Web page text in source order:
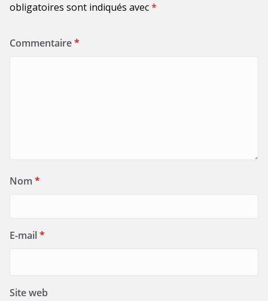
obligatoires sont indiqués avec*
Commentaire*
Nom *
E-mail*
Site web